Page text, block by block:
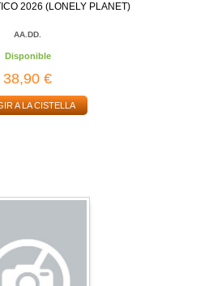
2026 (LONELY PLANET)
AA.DD.
Disponible
38,90 €
A LA CISTELLA